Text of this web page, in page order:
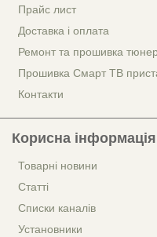
Прайс лист
Доставка і оплата
Ремонт та прошивка
Прошивка Смарт ТВ
Контакти
Корисна інформація
Товарні новини
Статті
Списки каналів
Установники